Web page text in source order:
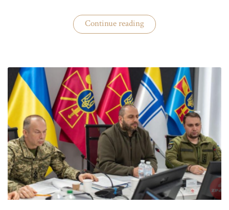
Continue reading«Комитет
ВР
налогов»